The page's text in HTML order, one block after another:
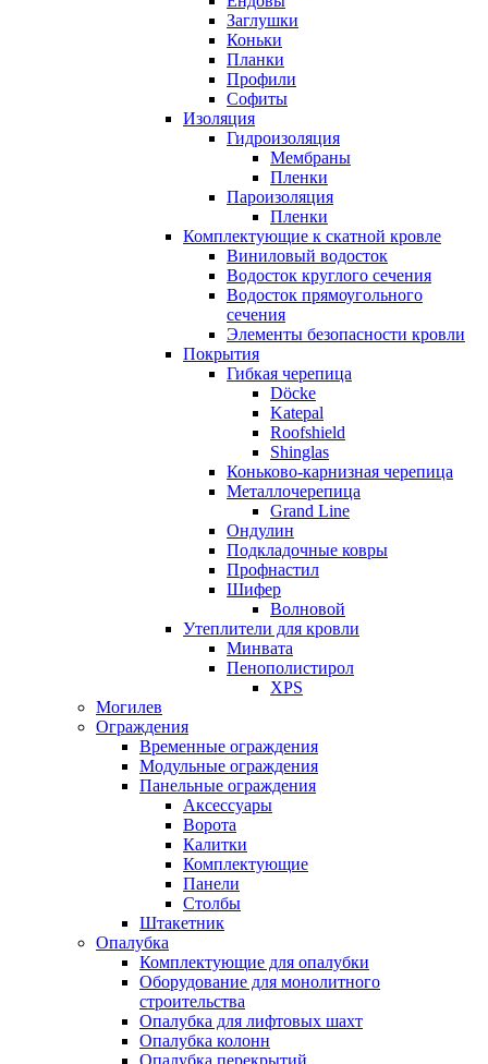
Заглушки
Коньки
Планки
Профили
Софиты
Изоляция
Гидроизоляция
Мембраны
Пленки
Пароизоляция
Пленки
Комплектующие к скатной кровле
Виниловый водосток
Водосток круглого сечения
Водосток прямоугольного
сечения
Элементы безопасности кровли
Покрытия
Гибкая черепица
Döcke
Katepal
Roofshield
Shinglas
Коньково-карнизная черепица
Металлочерепица
Grand Line
Ондулин
Подкладочные ковры
Профнастил
Шифер
Волновой
Утеплители для кровли
Минвата
Пенополистирол
XPS
Могилев
Ограждения
Временные ограждения
Модульные ограждения
Панельные ограждения
Аксессуары
Ворота
Калитки
Комплектующие
Панели
Столбы
Штакетник
Опалубка
Комплектующие для опалубки
Оборудование для монолитного
строительства
Опалубка для лифтовых шахт
Опалубка колонн